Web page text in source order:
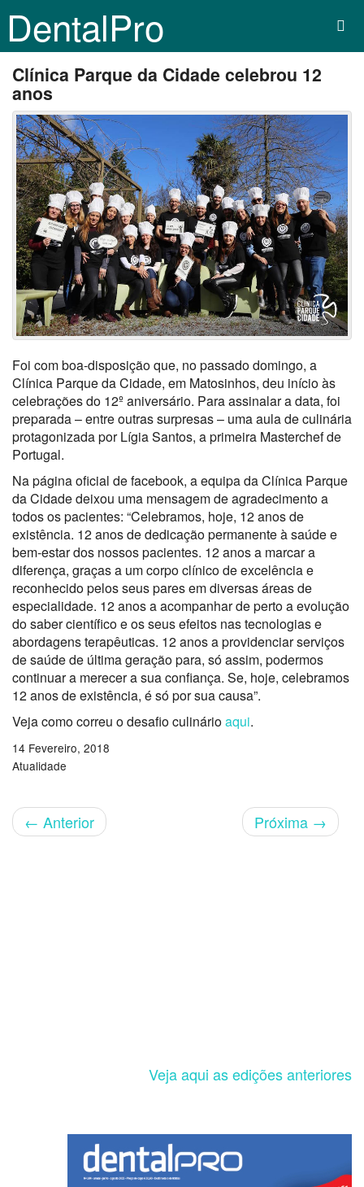
DentalPro
Clínica Parque da Cidade celebrou 12
anos
Foi com boa-disposição que, no passado domingo, a
Clínica Parque da Cidade, em Matosinhos, deu início às
celebrações do 12º aniversário. Para assinalar a data, foi
preparada – entre outras surpresas – uma aula de culinária
protagonizada por Lígia Santos, a primeira Masterchef de
Portugal.
Na página oficial de facebook, a equipa da Clínica Parque
da Cidade deixou uma mensagem de agradecimento a
todos os pacientes: “Celebramos, hoje, 12 anos de
existência. 12 anos de dedicação permanente à saúde e
bem-estar dos nossos pacientes. 12 anos a marcar a
diferença, graças a um corpo clínico de excelência e
reconhecido pelos seus pares em diversas áreas de
especialidade. 12 anos a acompanhar de perto a evolução
do saber científico e os seus efeitos nas tecnologias e
abordagens terapêuticas. 12 anos a providenciar serviços
de saúde de última geração para, só assim, podermos
continuar a merecer a sua confiança. Se, hoje, celebramos
12 anos de existência, é só por sua causa”.
Veja como correu o desafio culinárioaqui.
14 Fevereiro, 2018
Atualidade
← Anterior Próxima →
Veja aqui as edições anteriores